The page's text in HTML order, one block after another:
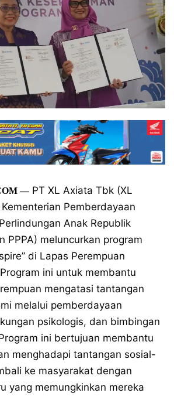
—PT XL Axiata Tbk (XL
Pemberdayaan
Anak Republik
PPPA) meluncurkan program
di Lapas Perempuan
ini untuk membantu
mengatasi tantangan
melalui pemberdayaan
psikologis, dan bimbingan
ini bertujuan membantu
menghadapi tantangan sosial-
ke masyarakat dengan
yang memungkinkan mereka